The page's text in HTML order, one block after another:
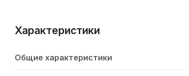
Характеристики
Общие характеристики